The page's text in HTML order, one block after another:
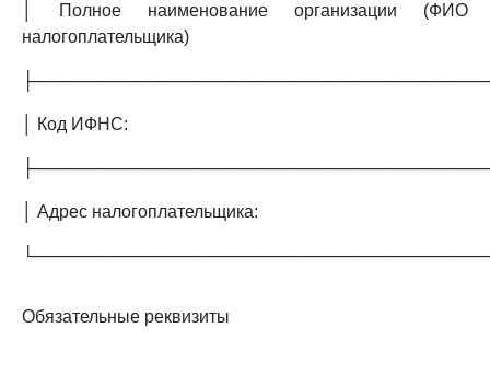
│ Полное наименование организации (ФИО
налогоплательщика)
│ Код ИФНС:
│ Адрес налогоплательщика:
Обязательные реквизиты